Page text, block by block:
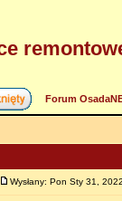
Forum
Wysłany: Pon Sty 31,